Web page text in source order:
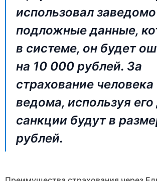
использовал заведомо
подложные данные,
в системе, он будет
на 10 000 рублей. За
страхование человека
ведома, используя
санкции будут в
рублей.